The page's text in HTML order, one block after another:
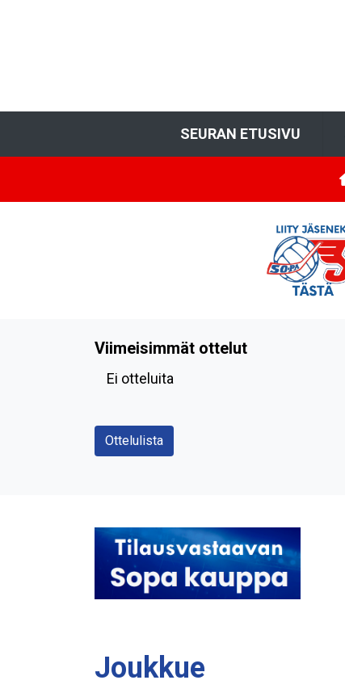
SEURAN ETUSIVU
Viimeisimmät ottelut
Ei otteluita
Ottelulista
Joukkue